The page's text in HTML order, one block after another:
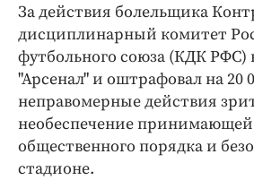
За действия болельщика
дисциплинарный комитет
футбольного союза (КДК РФС)
"Арсенал" и оштрафовал на 20
неправомерные действия
необеспечение
общественного порядка и
стадионе.